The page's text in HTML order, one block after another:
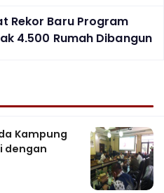
Rekor Baru Program
4.500 Rumah Dibangun
Kampung
dengan